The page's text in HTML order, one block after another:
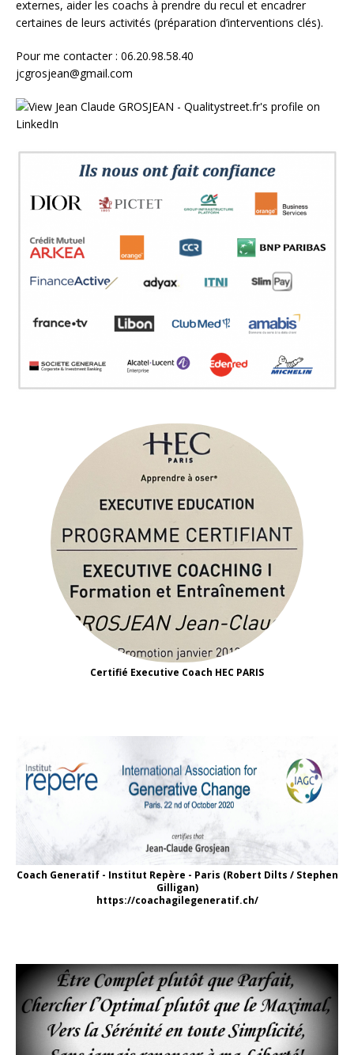
externes, aider les coachs à prendre du recul et encadrer
certaines de leurs activités (préparation d’interventions clés).
Pour me contacter : 06.20.98.58.40
jcgrosjean@gmail.com
Certifié Executive Coach HEC PARIS
Coach Generatif - Institut Repère - Paris (Robert Dilts / Stephen
Gilligan)
https://coachagilegeneratif.ch/